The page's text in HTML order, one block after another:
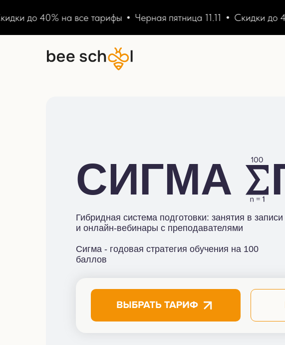
40% на все тарифы Черная пятница 11.11 Скидки до 40%
Гибридная система подготовки: занятия в записи
и онлайн-вебинары с преподавателями
Сигма - годовая стратегия обучения на 100
баллов
СИГМА